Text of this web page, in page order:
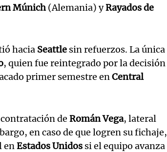
Múnich(Alemania) yRayados de
hacia Seattle sin refuerzos. La única
, quien fue reintegrado por la decisión
primer semestre enCentral
de Román Vega, lateral
en caso de que logren su fichaje,
enEstados Unidos si el equipo avanza